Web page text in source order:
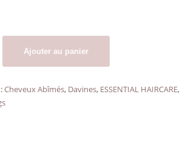
Ajouter au panier
:Cheveux Abîmés, Davines, ESSENTIAL HAIRCARE,